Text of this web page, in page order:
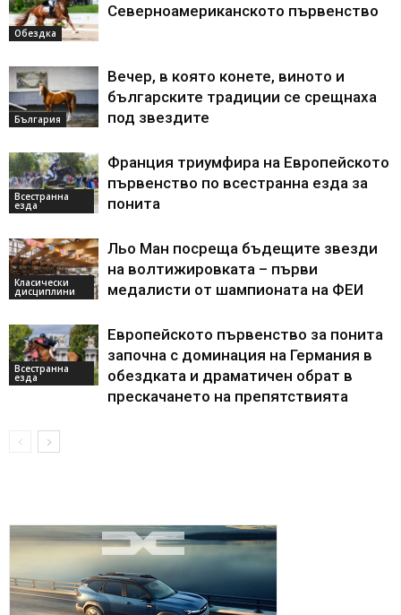
Обездка
Северноамериканското първенство
България
Вечер, в която конете, виното и
българските традиции се срещнаха
под звездите
Всестранна
езда
Франция триумфира на Европейското
първенство по всестранна езда за
понита
Класически
дисциплини
Льо Ман посреща бъдещите звезди
на волтижировката – първи
медалисти от шампионата на ФЕИ
Всестранна
езда
Европейското първенство за понита
започна с доминация на Германия в
обездката и драматичен обрат в
прескачането на препятствията